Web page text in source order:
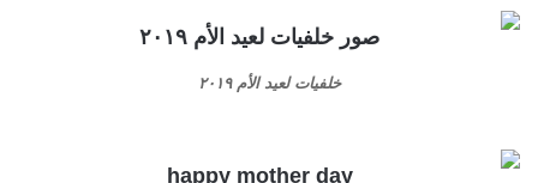
خلفيات لعيد الأم ٢٠١٩